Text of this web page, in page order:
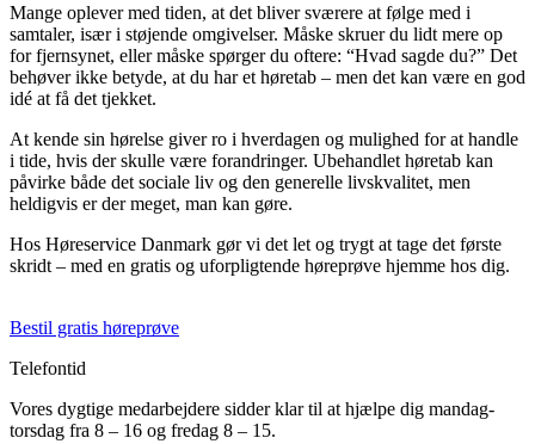
Mange oplever med tiden, at det bliver sværere at følge med i
samtaler, især i støjende omgivelser. Måske skruer du lidt mere op
for fjernsynet, eller måske spørger du oftere: “Hvad sagde du?” Det
behøver ikke betyde, at du har et høretab – men det kan være en god
idé at få det tjekket.
At kende sin hørelse giver ro i hverdagen og mulighed for at handle
i tide, hvis der skulle være forandringer. Ubehandlet høretab kan
påvirke både det sociale liv og den generelle livskvalitet, men
heldigvis er der meget, man kan gøre.
Hos Høreservice Danmark gør vi det let og trygt at tage det første
skridt – med en gratis og uforpligtende høreprøve hjemme hos dig.
Bestil gratis høreprøve
Telefontid
Vores dygtige medarbejdere sidder klar til at hjælpe dig mandag-
torsdag fra 8 – 16 og fredag 8 – 15.